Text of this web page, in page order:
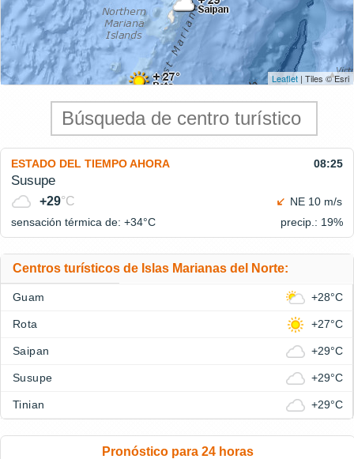
Leaflet | Tiles © Esri
ESTADO DEL TIEMPO AHORA 08:25
Susupe
+29°C
NE 10 m/s
sensación térmica de: +34°C precip.: 19%
Centros turísticos de Islas Marianas del Norte:
Guam +28°C
Rota +27°C
Saipan +29°C
Susupe +29°C
Tinian +29°C
Pronóstico para 24 horas